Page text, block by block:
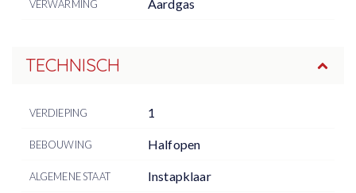
VERWARMING Aardgas
TECHNISCH
VERDIEPING 1
BEBOUWING Halfopen
ALGEMENE STAAT Instapklaar